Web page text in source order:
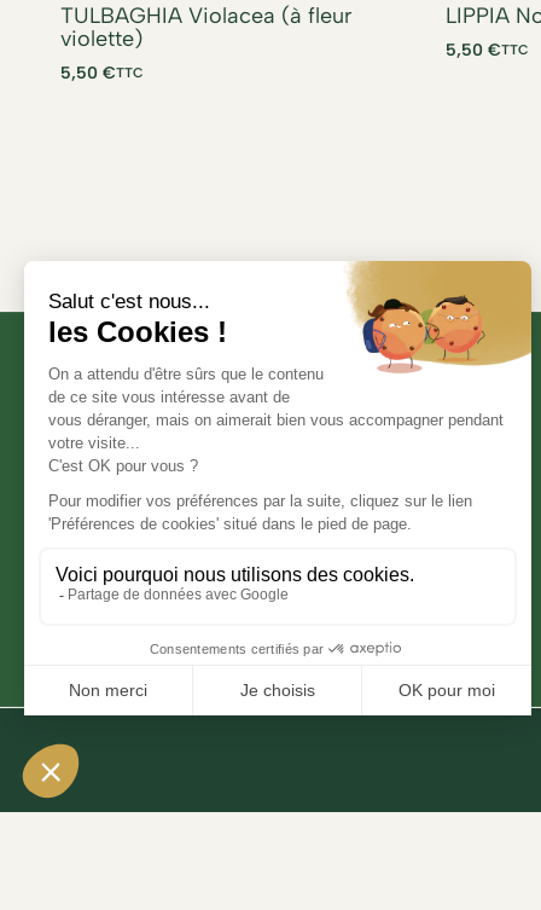
TULBAGHIA Violacea (à fleur
violette)
5,50 €TTC
LIPPIA
5,50 €TTC
Informations légales
Mention légales
Politique de confidentialité
Conditions générales de vente